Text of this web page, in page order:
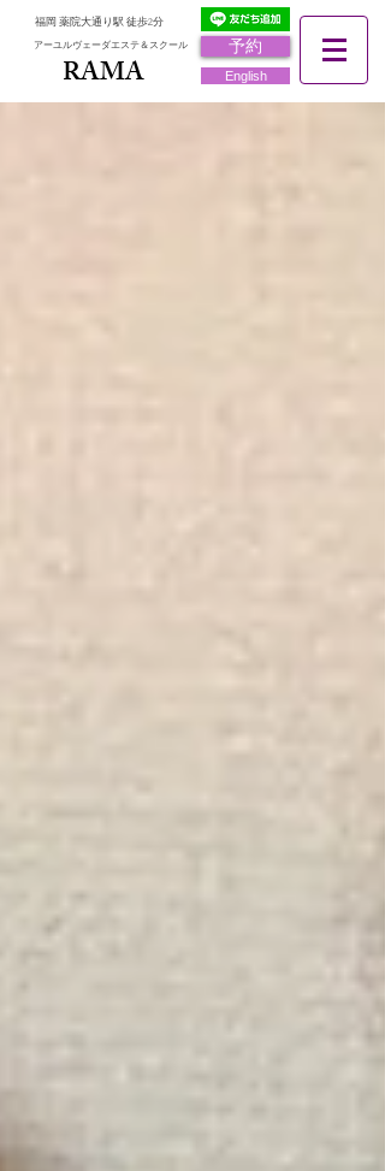
予約
福岡 薬院大通り駅 徒歩2分
アーユルヴェーダエステ＆スクール
RAMA English